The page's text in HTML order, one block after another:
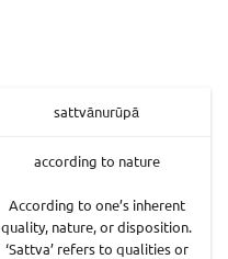
sattvānurūpā
according to nature
According to one’s inherent
quality, nature, or disposition.
‘Sattva’ refers to qualities or